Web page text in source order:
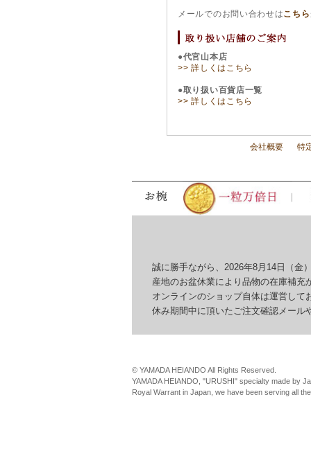
メールでのお問い合わせはこちら
●代官山本店
>> 詳しくはこちら
●取り扱い百貨店一覧
>> 詳しくはこちら
会社概要 特
誠に勝手ながら、2026年8月14日（金）
産地のお盆休業により品物の在庫補充が
オンラインのショップ自体は運営して
休み期間中に頂いたご注文確認メール
© YAMADA HEIANDO All Rights Reserved.
YAMADA HEIANDO, "URUSHI" specialty made by
Royal Warrant in Japan, we have been serving all